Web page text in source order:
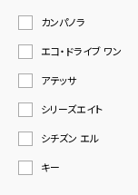
カンパノラ
エコ・ドライブ ワン
アテッサ
シリーズエイト
シチズン エル
キー